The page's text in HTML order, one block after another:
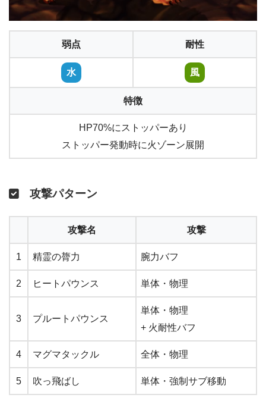
弱点 耐性
水 風
特徴
HP70%にストッパーあり
ストッパー発動時に火ゾーン展開
攻撃パターン
攻撃名 攻撃
1 精霊の膂力 腕力バフ
2 ヒートパウンス 単体・物理
3 プルートパウンス
単体・物理
+ 火耐性バフ
4 マグマタックル 全体・物理
5 吹っ飛ばし 単体・強制サブ移動